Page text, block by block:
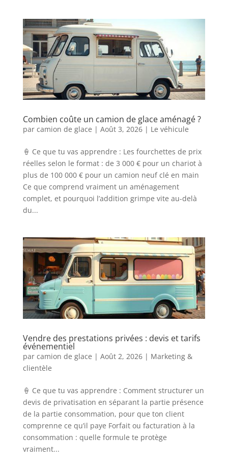
Combien coûte un camion de glace aménagé ?
par camion de glace | Août 3, 2026| Le véhicule
🍦 Ce que tu vas apprendre : Les fourchettes de prix
réelles selon le format : de 3 000 € pour un chariot à
plus de 100 000 € pour un camion neuf clé en main
Ce que comprend vraiment un aménagement
complet, et pourquoi l’addition grimpe vite au-delà
du...
Vendre des prestations privées : devis et tarifs
événementiel
par camion de glace | Août 2, 2026| Marketing &
clientèle
🍦 Ce que tu vas apprendre : Comment structurer un
devis de privatisation en séparant la partie présence
de la partie consommation, pour que ton client
comprenne ce qu’il paye Forfait ou facturation à la
consommation : quelle formule te protège
vraiment...